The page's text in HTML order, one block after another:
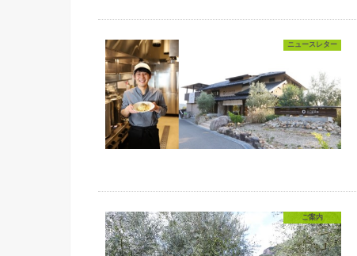
ニュースレター
ご案内